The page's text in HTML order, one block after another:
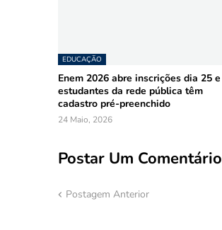
EDUCAÇÃO
Enem 2026 abre inscrições dia 25 e
estudantes da rede pública têm
cadastro pré-preenchido
24 Maio, 2026
Postar Um Comentário
Postagem Anterior